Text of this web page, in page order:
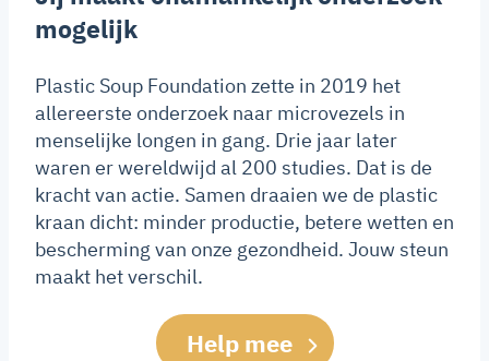
mogelijk
Plastic Soup Foundation zette in 2019 het
allereerste onderzoek naar microvezels in
menselijke longen in gang. Drie jaar later
waren er wereldwijd al 200 studies. Dat is de
kracht van actie. Samen draaien we de plastic
kraan dicht: minder productie, betere wetten en
bescherming van onze gezondheid. Jouw steun
maakt het verschil.
Help mee